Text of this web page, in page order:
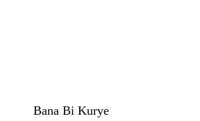
Bana Bi Kurye